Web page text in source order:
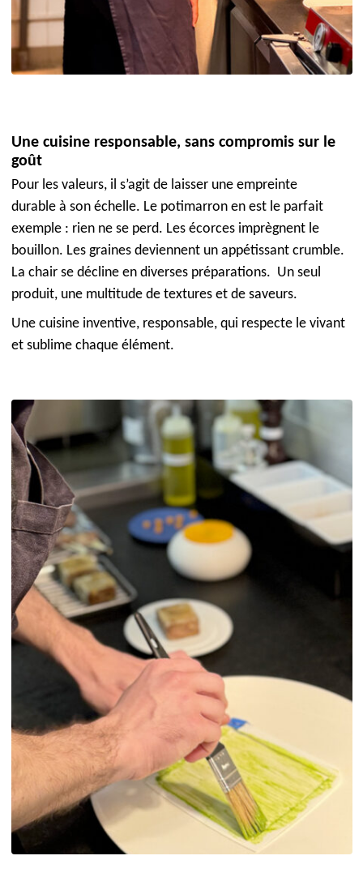
Une cuisine responsable, sans compromis sur le
goût
Pour les valeurs, il s’agit de laisser une empreinte
durable à son échelle. Le potimarron en est le parfait
exemple : rien ne se perd. Les écorces imprègnent le
bouillon. Les graines deviennent un appétissant crumble.
La chair se décline en diverses préparations. Un seul
produit, une multitude de textures et de saveurs.
Une cuisine inventive, responsable, qui respecte le vivant
et sublime chaque élément.